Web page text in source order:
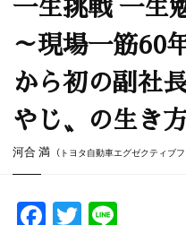
～現場一筋60
から初の副社
やじ〟の生き
河合 満 （トヨタ自動車エグゼクティブフ
F T